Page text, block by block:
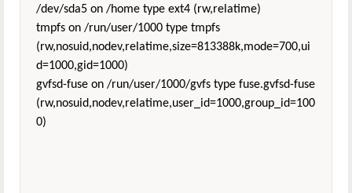
/dev/sda5 on /home type ext4 (rw,relatime)
tmpfs on /run/user/1000 type tmpfs
(rw,nosuid,nodev,relatime,size=813388k,mode=700,ui
d=1000,gid=1000)
gvfsd-fuse on /run/user/1000/gvfs type fuse.gvfsd-fuse
(rw,nosuid,nodev,relatime,user_id=1000,group_id=100
0)